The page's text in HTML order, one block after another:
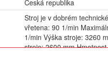
Česká republika
Stroj je v dobrém
vřetena: 90 1/min
1/min Výška stroje: 3260
stroje: 2600 mm